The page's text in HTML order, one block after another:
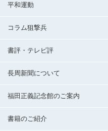
平和運動
コラム狙撃兵
書評・テレビ評
長周新聞について
福田正義記念館のご案内
書籍のご紹介